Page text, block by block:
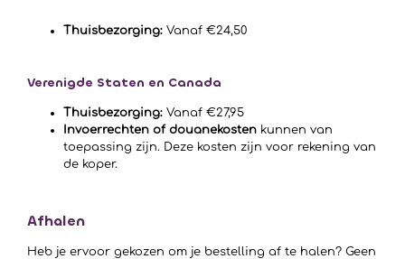
Thuisbezorging: Vanaf €24,50
Verenigde Staten en Canada
Thuisbezorging: Vanaf €27,95
Invoerrechten of douanekosten kunnen van
toepassing zijn. Deze kosten zijn voor rekening van
de koper.
Afhalen
Heb je ervoor gekozen om je bestelling af te halen? Geen